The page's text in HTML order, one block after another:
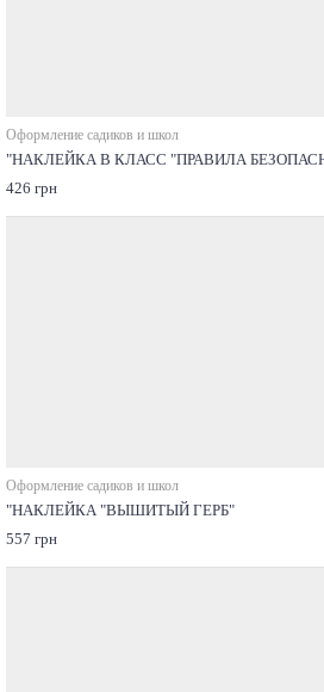
Оформление садиков и школ
"НАКЛЕЙКА В КЛАСС "ПРАВИЛА
426 грн
Оформление садиков и школ
"НАКЛЕЙКА "ВЫШИТЫЙ ГЕРБ"
557 грн